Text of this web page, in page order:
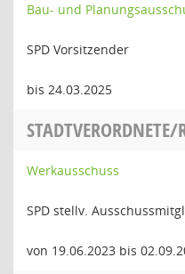
Bau- und
SPD Vorsitzender
bis 24.03.2025
STADTVERORDNETE/
Werkausschuss
SPD stellv.
von 19.06.2023 bis